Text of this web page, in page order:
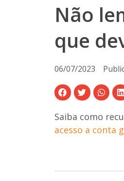
Não
que
06/07/2023
Saiba como
acesso a conta